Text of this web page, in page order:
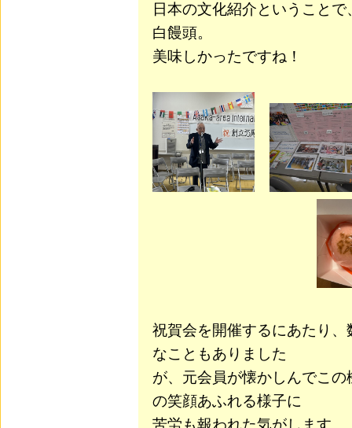
日本の文化紹介ということ
白饅頭。
美味しかったですね！
祝賀会を開催するにあたり
なこともありました
が、 元会員が懐かしんでこ
の笑顔あふれる様子に
苦労も報われた気がします。